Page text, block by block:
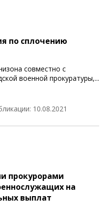
по сплочению
совместно с
военной прокуратуры,...
10.08.2021
прокурорами
на
выплат